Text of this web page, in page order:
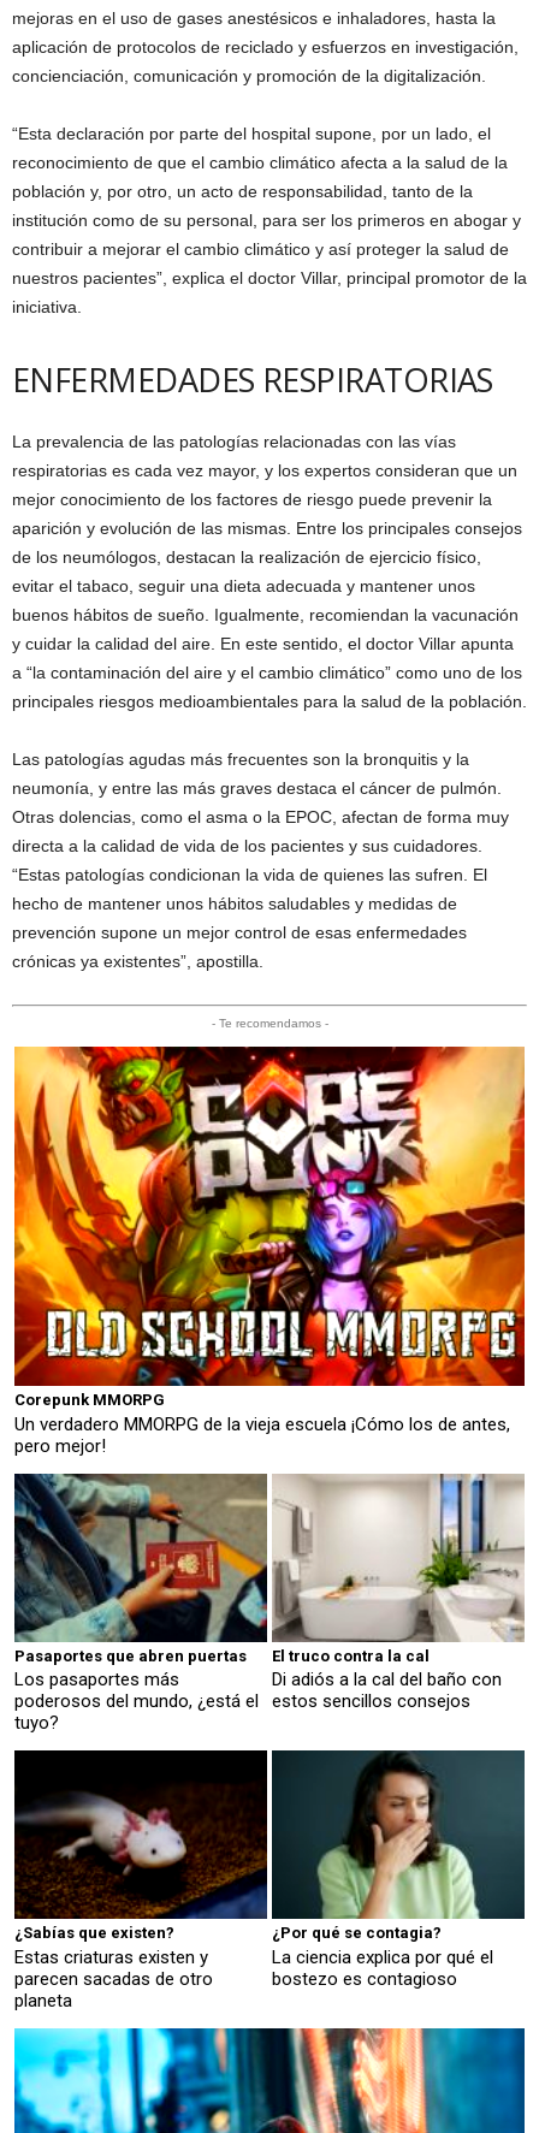
mejoras en el uso de gases anestésicos e inhaladores, hasta la
aplicación de protocolos de reciclado y esfuerzos en investigación,
concienciación, comunicación y promoción de la digitalización.
“Esta declaración por parte del hospital supone, por un lado, el
reconocimiento de que el cambio climático afecta a la salud de la
población y, por otro, un acto de responsabilidad, tanto de la
institución como de su personal, para ser los primeros en abogar y
contribuir a mejorar el cambio climático y así proteger la salud de
nuestros pacientes”, explica el doctor Villar, principal promotor de la
iniciativa.
ENFERMEDADES RESPIRATORIAS
La prevalencia de las patologías relacionadas con las vías
respiratorias es cada vez mayor, y los expertos consideran que un
mejor conocimiento de los factores de riesgo puede prevenir la
aparición y evolución de las mismas. Entre los principales consejos
de los neumólogos, destacan la realización de ejercicio físico,
evitar el tabaco, seguir una dieta adecuada y mantener unos
buenos hábitos de sueño. Igualmente, recomiendan la vacunación
y cuidar la calidad del aire. En este sentido, el doctor Villar apunta
a “la contaminación del aire y el cambio climático” como uno de los
principales riesgos medioambientales para la salud de la población.
Las patologías agudas más frecuentes son la bronquitis y la
neumonía, y entre las más graves destaca el cáncer de pulmón.
Otras dolencias, como el asma o la EPOC, afectan de forma muy
directa a la calidad de vida de los pacientes y sus cuidadores.
“Estas patologías condicionan la vida de quienes las sufren. El
hecho de mantener unos hábitos saludables y medidas de
prevención supone un mejor control de esas enfermedades
crónicas ya existentes”, apostilla.
- Te recomendamos -
Corepunk MMORPG
Un verdadero MMORPG de la vieja escuela ¡Cómo los de antes,
pero mejor!
Pasaportes que abren puertas
Los pasaportes más
poderosos del mundo, ¿está el
tuyo?
El truco contra la cal
Di adiós a la cal del baño con
estos sencillos consejos
¿Sabías que existen?
Estas criaturas existen y
parecen sacadas de otro
planeta
¿Por qué se contagia?
La ciencia explica por qué el
bostezo es contagioso